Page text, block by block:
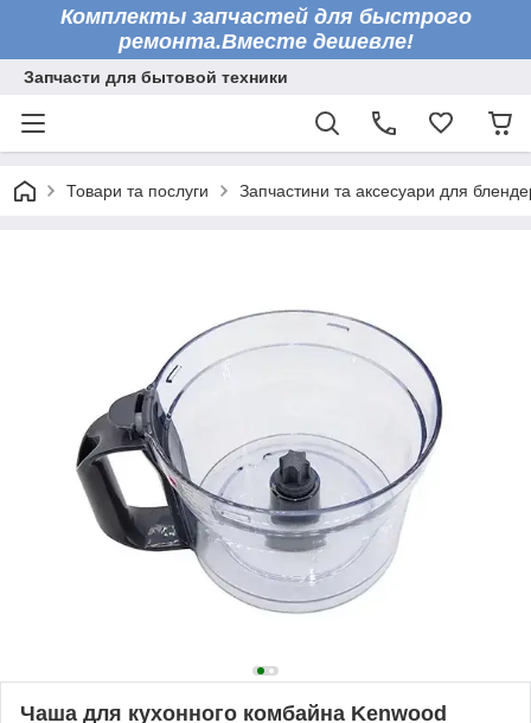
Комплекты запчастей для быстрого
ремонта.Вместе дешевле!
Запчасти для бытовой техники
Товари та послуги Запчастини та аксесуари для
Чаша для кухонного комбайна Kenwood